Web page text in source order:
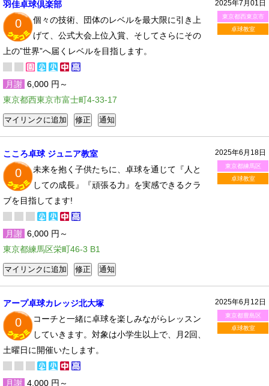
2025年7月01日
東京都西東京市
卓球教室
羽佳卓球倶楽部
0
個々の技術、団体のレベルを最大限に引き上
げて、公式大会上位入賞、そしてさらにその
上の”世界”へ届くレベルを目指します。
月謝 6,000 円～
東京都西東京市富士町4-33-17
2025年6月18日
東京都練馬区
卓球教室
こころ卓球 ジュニア教室
0
未来を抱く子供たちに、卓球を通じて『人と
しての成長』『頑張る力』を実感できるクラ
ブを目指してます!
月謝 6,000 円～
東京都練馬区栄町46-3 B1
2025年6月12日
東京都豊島区
卓球教室
アープ卓球カレッジ北大塚
0
コーチと一緒に卓球を楽しみながらレッスン
していきます。対象は小学生以上で、月2回、
土曜日に開催いたします。
月謝 4,000 円～